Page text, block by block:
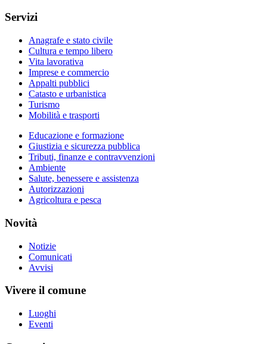
Servizi
Anagrafe e stato civile
Cultura e tempo libero
Vita lavorativa
Imprese e commercio
Appalti pubblici
Catasto e urbanistica
Turismo
Mobilità e trasporti
Educazione e formazione
Giustizia e sicurezza pubblica
Tributi, finanze e contravvenzioni
Ambiente
Salute, benessere e assistenza
Autorizzazioni
Agricoltura e pesca
Novità
Notizie
Comunicati
Avvisi
Vivere il comune
Luoghi
Eventi